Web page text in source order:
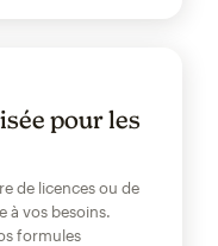
pour les
de licences ou de
à vos besoins.
formules